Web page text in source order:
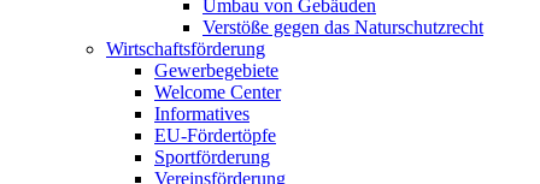
Umbau von Gebäuden
Verstöße gegen das Naturschutzrecht
Wirtschaftsförderung
Gewerbegebiete
Welcome Center
Informatives
EU-Fördertöpfe
Sportförderung
Vereinsförderung